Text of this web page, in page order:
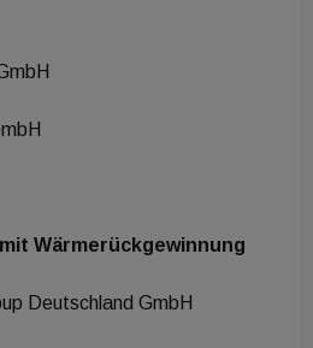
Wärmerückgewinnung
Deutschland GmbH